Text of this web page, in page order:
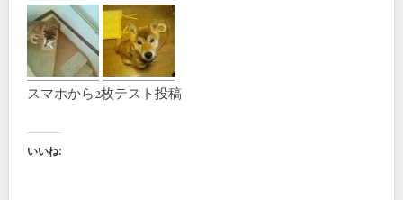
スマホから2枚テスト投稿
いいね: